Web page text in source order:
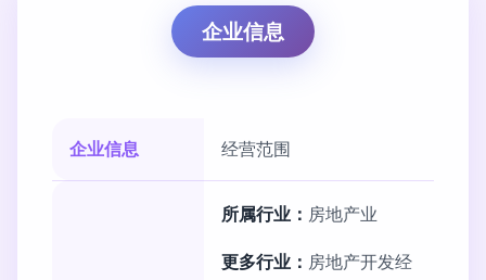
企业信息
企业信息 经营范围
所属行业： 房地产业
更多行业： 房地产开发经